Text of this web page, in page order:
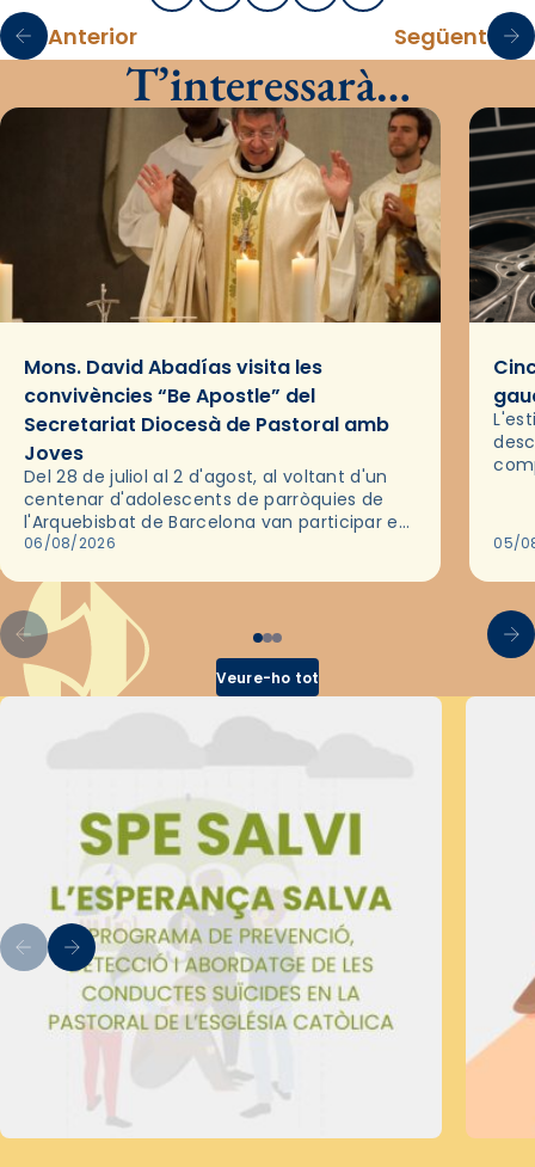
Anterior Següent
T’interessarà…
Mons. David Abadías visita les
convivències “Be Apostle” del
Secretariat Diocesà de Pastoral amb
Joves
Del 28 de juliol al 2 d'agost, al voltant d'un
centenar d'adolescents de parròquies de
l'Arquebisbat de Barcelona van participar en
les convivències Be Apostle, organitzades
06/08/2026 05/
Veure-ho tot